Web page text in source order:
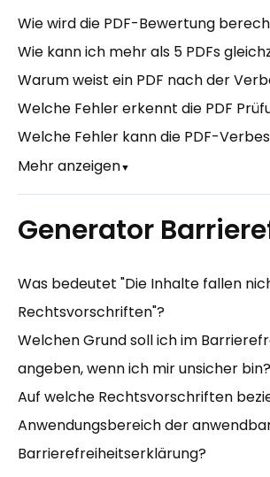
Wie wird die PDF-Bewertung
Wie kann ich mehr als 5 PDFs
Warum weist ein PDF nach der
Welche Fehler erkennt die PDF
Welche Fehler kann die PDF-
Mehr anzeigen▼
Generator
Was bedeutet "Die Inhalte fallen
Rechtsvorschriften"?
Welchen Grund soll ich im
angeben, wenn ich mir unsicher bin?
Auf welche Rechtsvorschriften
Anwendungsbereich der
Barrierefreiheitserklärung?